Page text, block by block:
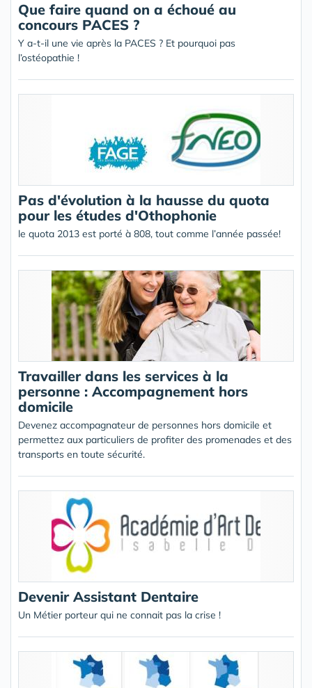
Que faire quand on a échoué au
concours PACES ?
Y a-t-il une vie après la PACES ? Et pourquoi pas
l’ostéopathie !
Pas d'évolution à la hausse du quota
pour les études d'Othophonie
le quota 2013 est porté à 808, tout comme l’année passée!
Travailler dans les services à la
personne : Accompagnement hors
domicile
Devenez accompagnateur de personnes hors domicile et
permettez aux particuliers de profiter des promenades et des
transports en toute sécurité.
Devenir Assistant Dentaire
Un Métier porteur qui ne connait pas la crise !